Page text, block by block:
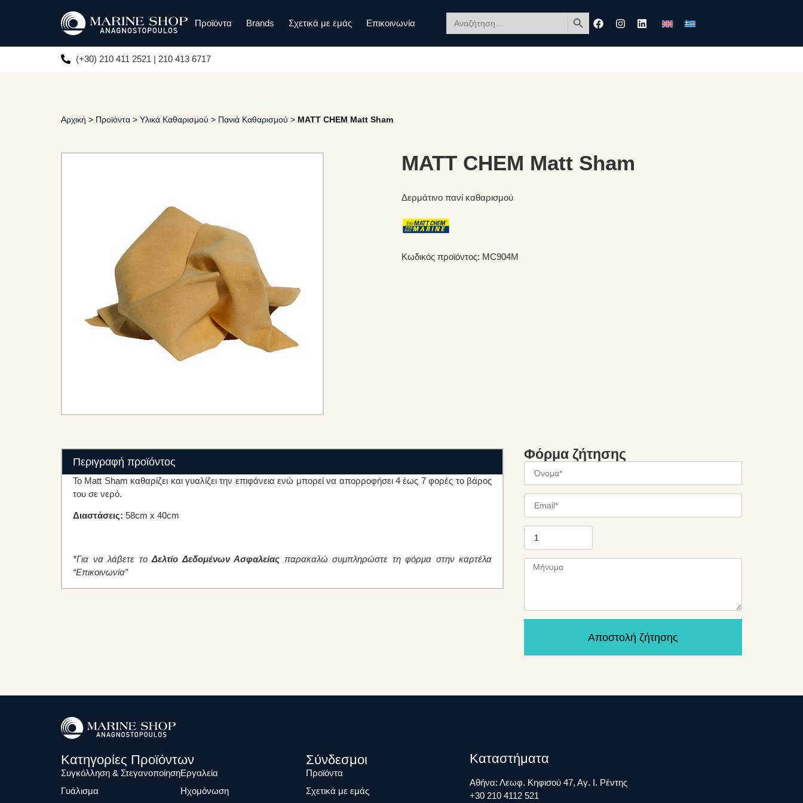
Προϊόντα Brands Σχετικά με εμάς Επικοινωνία
for:
Search Button
(+30) 210 411 2521 | 210 413 6717
Αρχική > Προϊόντα > Υλικά Καθαρισμού > Πανιά Καθαρισμού > MATT CHEM Matt Sham
MATT CHEM Matt Sham
Δερμάτινο πανί καθαρισμού
Κωδικός προϊόντος: MC904M
Περιγραφή προϊόντος
Το Matt Sham καθαρίζει και γυαλίζει την επιφάνεια ενώ μπορεί να απορροφήσει 4 έως 7 φορές το βάρος
του σε νερό.
Διαστάσεις: 58cm x 40cm
*Για να λάβετε τοΔελτίο Δεδομένων Ασφαλείας παρακαλώ συμπληρώστε τη φόρμα στην καρτέλα
“Επικοινωνία”
Φόρμα ζήτησης
Αποστολή ζήτησης
Κατηγορίες Προϊόντων
Συγκόλληση & Στεγανοποίηση
Γυάλισμα
Eργαλεία
Ηχομόνωση
Σύνδεσμοι
Προϊόντα
Σχετικά με εμάς
Καταστήματα
Αθήνα: Λεωφ. Κηφισού 47, Αγ. Ι. Ρέντης
+30 210 4112 521